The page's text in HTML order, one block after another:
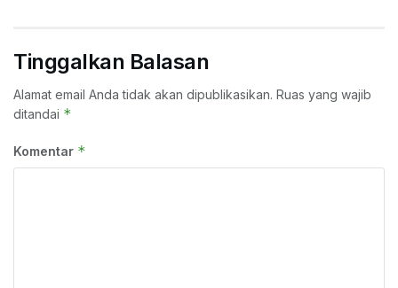
Tinggalkan Balasan
Alamat email Anda tidak akan dipublikasikan. Ruas yang wajib
ditandai *
Komentar *